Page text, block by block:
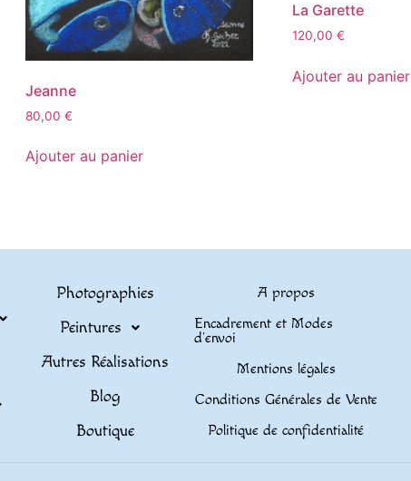
Jeanne
80,00 €
Ajouter au panier
La Garette
120,00€
Ajouter au panier
Photographies
Peintures
Autres Réalisations
Blog
Boutique
A propos
Encadrement et Modes
d’envoi
Mentions légales
Conditions Générales de Vente
Politique de confidentialité